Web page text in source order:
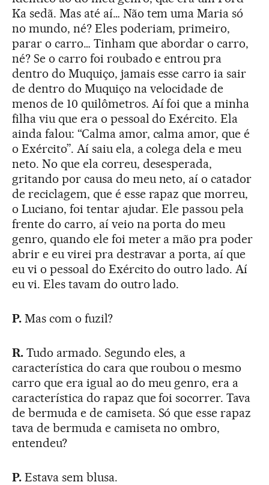
Ka sedã. Mas até aí… Não tem uma Maria só
no mundo, né? Eles poderiam, primeiro,
parar o carro… Tinham que abordar o carro,
né? Se o carro foi roubado e entrou pra
dentro do Muquiço, jamais esse carro ia sair
de dentro do Muquiço na velocidade de
menos de 10 quilômetros. Aí foi que a minha
filha viu que era o pessoal do Exército. Ela
ainda falou: “Calma amor, calma amor, que é
o Exército”. Aí saiu ela, a colega dela e meu
neto. No que ela correu, desesperada,
gritando por causa do meu neto, aí o catador
de reciclagem, que é esse rapaz que morreu,
o Luciano, foi tentar ajudar. Ele passou pela
frente do carro, aí veio na porta do meu
genro, quando ele foi meter a mão pra poder
abrir e eu virei pra destravar a porta, aí que
eu vi o pessoal do Exército do outro lado. Aí
eu vi. Eles tavam do outro lado.
P.Mas com o fuzil?
R.Tudo armado. Segundo eles, a
característica do cara que roubou o mesmo
carro que era igual ao do meu genro, era a
característica do rapaz que foi socorrer. Tava
de bermuda e de camiseta. Só que esse rapaz
tava de bermuda e camiseta no ombro,
entendeu?
P.Estava sem blusa.